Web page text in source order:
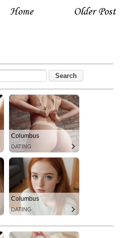
Older Post
Home
Columbus
DATING
Columbus
DATING